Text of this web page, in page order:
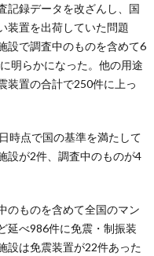
記録データを改ざんし、国
装置を出荷していた問題
設で調査中のものを含めて6
明らかになった。他の用途
装置の合計で250件に上っ
時点で国の基準を満たして
設が2件、調査中のものが4
のものを含めて全国のマン
延べ986件に免震・制振装
設は免震装置が22件あった